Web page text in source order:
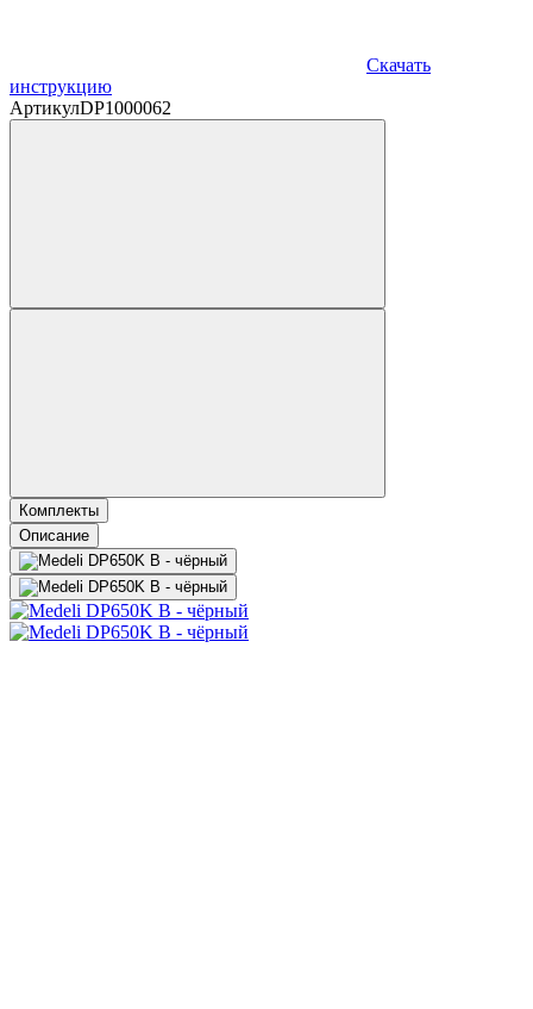
Скачать
инструкцию
АртикулDP1000062
Комплекты
Описание